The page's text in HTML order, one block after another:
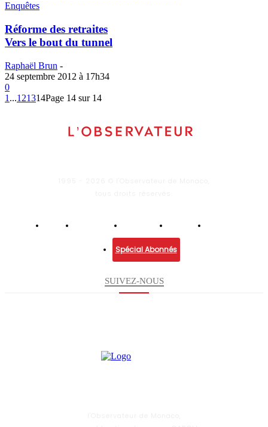
Enquêtes
Réforme des retraites
Vers le bout du tunnel
Raphaël Brun -
24 septembre 2012 à 17h34
0
1 ...121314Page 14 sur 14
Spécial Abonnés
SUIVEZ-NOUS